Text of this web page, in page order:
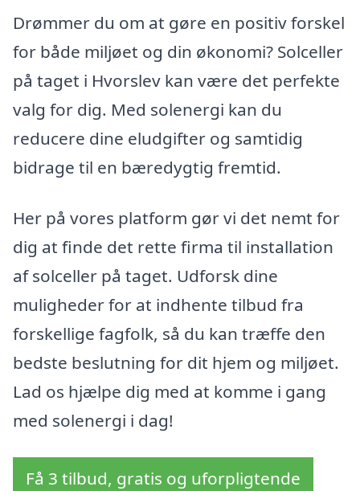
Drømmer du om at gøre en positiv forskel
for både miljøet og din økonomi? Solceller
på taget i Hvorslev kan være det perfekte
valg for dig. Med solenergi kan du
reducere dine eludgifter og samtidig
bidrage til en bæredygtig fremtid.
Her på vores platform gør vi det nemt for
dig at finde det rette firma til installation
af solceller på taget. Udforsk dine
muligheder for at indhente tilbud fra
forskellige fagfolk, så du kan træffe den
bedste beslutning for dit hjem og miljøet.
Lad os hjælpe dig med at komme i gang
med solenergi i dag!
Få 3 tilbud, gratis og uforpligtende